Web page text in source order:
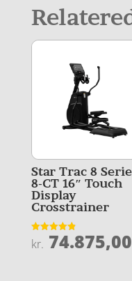
Star Trac 8
8-CT 16″ Touch
Display
Crosstrainer
Vurderet
4.9
kr. 74.875,00